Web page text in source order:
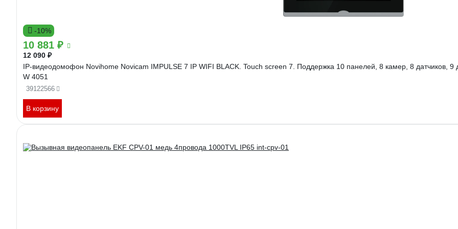
-10%
10 881 ₽
12 090 ₽
IP-видеодомофон Novihome Novicam IMPULSE 7 IP WIFI BLACK. Touch screen 7. Поддержка 10 панелей, 8 камер, 8
W 4051
39122566
В корзину